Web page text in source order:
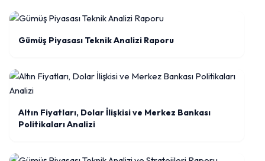
Gümüş Piyasası Teknik Analizi Raporu
Altın Fiyatları, Dolar İlişkisi ve Merkez Bankası
Politikaları Analizi